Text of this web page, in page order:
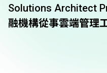
Solutions Architect
融機構從事雲端管理